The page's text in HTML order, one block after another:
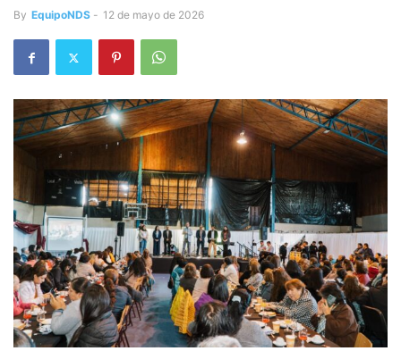
By EquipoNDS - 12 de mayo de 2026